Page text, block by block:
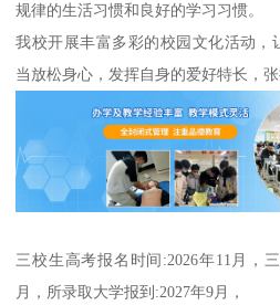
规律的生活习惯和良好的学习习惯。
我校开展丰富多彩的校园文化活动，
当放松身心，发挥自身的爱好特长，
三校生高考报名时间:2026年11月，
月，所录取大学报到:2027年9月，